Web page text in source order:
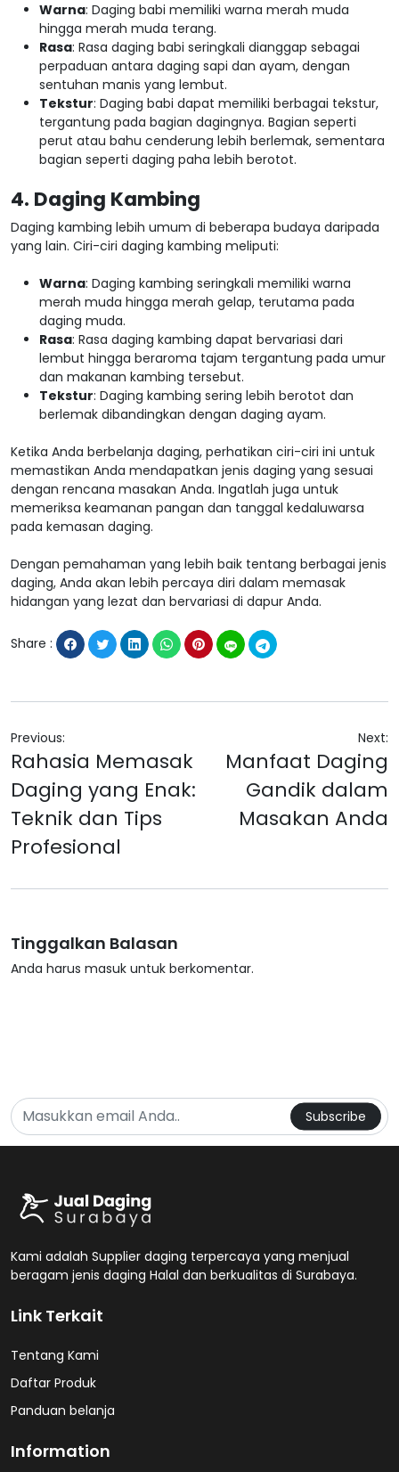
Warna: Daging babi memiliki warna merah muda
hingga merah muda terang.
Rasa: Rasa daging babi seringkali dianggap sebagai
perpaduan antara daging sapi dan ayam, dengan
sentuhan manis yang lembut.
Tekstur: Daging babi dapat memiliki berbagai tekstur,
tergantung pada bagian dagingnya. Bagian seperti
perut atau bahu cenderung lebih berlemak, sementara
bagian seperti daging paha lebih berotot.
4. Daging Kambing
Daging kambing lebih umum di beberapa budaya daripada
yang lain. Ciri-ciri daging kambing meliputi:
Warna: Daging kambing seringkali memiliki warna
merah muda hingga merah gelap, terutama pada
daging muda.
Rasa: Rasa daging kambing dapat bervariasi dari
lembut hingga beraroma tajam tergantung pada umur
dan makanan kambing tersebut.
Tekstur: Daging kambing sering lebih berotot dan
berlemak dibandingkan dengan daging ayam.
Ketika Anda berbelanja daging, perhatikan ciri-ciri ini untuk
memastikan Anda mendapatkan jenis daging yang sesuai
dengan rencana masakan Anda. Ingatlah juga untuk
memeriksa keamanan pangan dan tanggal kedaluwarsa
pada kemasan daging.
Dengan pemahaman yang lebih baik tentang berbagai jenis
daging, Anda akan lebih percaya diri dalam memasak
hidangan yang lezat dan bervariasi di dapur Anda.
Share :
Navigasi
pos
Previous:
Rahasia Memasak
Daging yang Enak:
Teknik dan Tips
Profesional
Next:
Manfaat Daging
Gandik dalam
Masakan Anda
Tinggalkan Balasan
Anda harus masuk untuk berkomentar.
Subscribe
Kami adalah Supplier daging terpercaya yang menjual
beragam jenis daging Halal dan berkualitas di Surabaya.
Link Terkait
Tentang Kami
Daftar Produk
Panduan belanja
Information